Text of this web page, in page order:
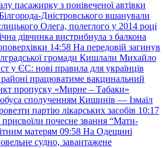
пасажирку з понівеченої автівки
Дністровського вшанували
Олега, полеглого у 2014 році
дівчинка вистрибнула з балкона
14:58 На передовій загинув
громади Кишлали Михайло
у ЄС: нові правила для українців
працюватиме вакцинальний
пропуску «Мирне – Табаки»
сполученням Кишинів — Ізмаїл
партію лікарських засобів 10:17
присвоїли почесне звання “Мати-
матерям 09:58 На Одещині
судно, завантажене